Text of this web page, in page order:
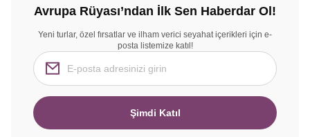
Avrupa Rüyası’ndan İlk Sen Haberdar Ol!
Yeni turlar, özel fırsatlar ve ilham verici seyahat içerikleri için e-
posta listemize katıl!
Şimdi Katıl